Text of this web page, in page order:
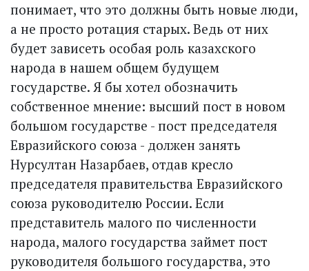
понимает, что это должны быть новые люди,
а не просто ротация старых. Ведь от них
будет зависеть особая роль казахского
народа в нашем общем будущем
государстве. Я бы хотел обозначить
собственное мнение: высший пост в новом
большом государстве - пост председателя
Евразийского союза - должен занять
Нурсултан Назарбаев, отдав кресло
председателя правительства Евразийского
союза руководителю России. Если
представитель малого по численности
народа, малого государства займет пост
руководителя большого государства, это